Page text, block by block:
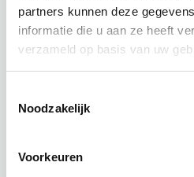
partners kunnen deze
informatie die u aan ze heeft
verzameld op basis van uw
Noodzakelijk
Voorkeuren